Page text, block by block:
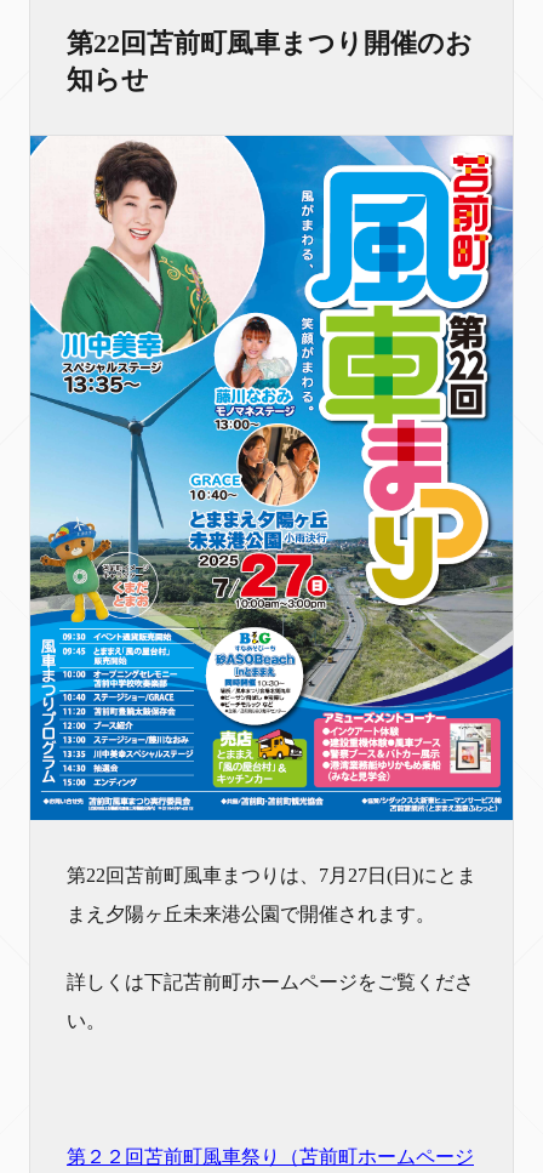
第22回苫前町風車まつり開催のお
知らせ
第22回苫前町風車まつりは、7月27日(日)にとま
まえ夕陽ヶ丘未来港公園で開催されます。
詳しくは下記苫前町ホームページをご覧くださ
い。
第２２回苫前町風車祭り（苫前町ホームページ